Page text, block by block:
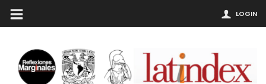
LOGIN